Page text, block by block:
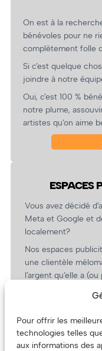
Pour offrir les
technologies telles
aux informations des
On est à la
bénévoles pour ne
complètement folle
Si c’est quelque
joindre à notre
Oui, c’est 100 %
notre plume,
artistes qu’on aime
ESPACES
Vous avez décidé
Meta et Google et
localement?
Nos espaces
une clientèle
l’argent qu’elle a
revient.
(Oui, on va avoir